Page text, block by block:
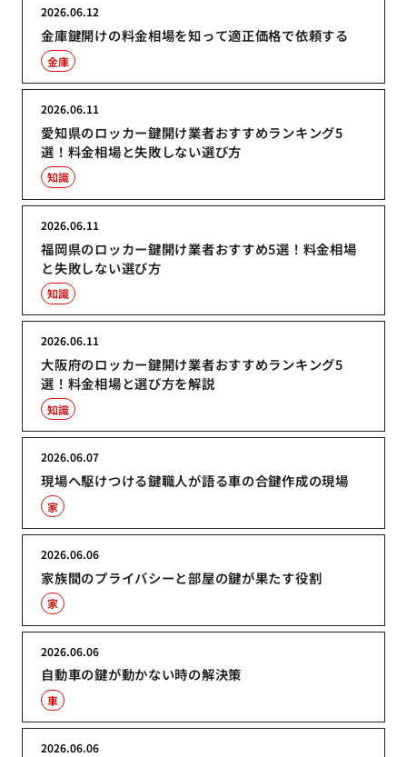
金庫鍵開けの料金相場を知って適正価格で依頼する
2026.06.12
金庫
愛知県のロッカー鍵開け業者おすすめランキング5
選！料金相場と失敗しない選び方
2026.06.11
知識
福岡県のロッカー鍵開け業者おすすめ5選！料金相場
と失敗しない選び方
2026.06.11
知識
大阪府のロッカー鍵開け業者おすすめランキング5
選！料金相場と選び方を解説
2026.06.11
知識
現場へ駆けつける鍵職人が語る車の合鍵作成の現場
2026.06.07
家
家族間のプライバシーと部屋の鍵が果たす役割
2026.06.06
家
自動車の鍵が動かない時の解決策
2026.06.06
車
2026.06.06